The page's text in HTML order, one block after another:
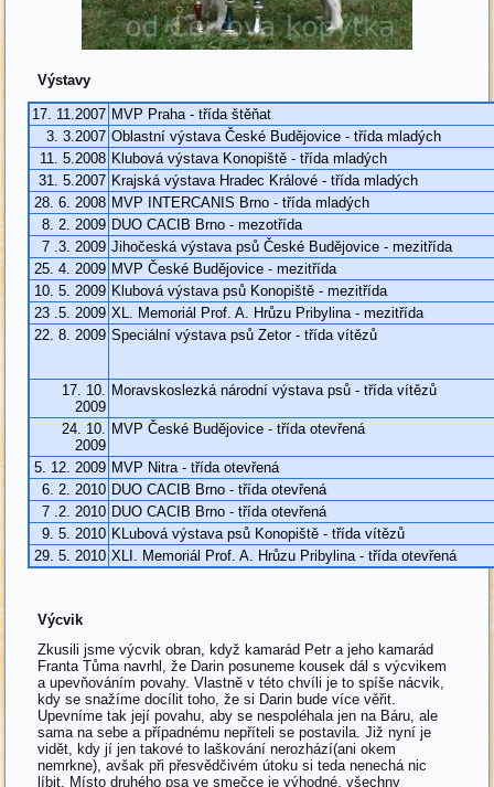
Výstavy
17. 11.2007 MVP Praha - třída štěňat
3. 3.2007 Oblastní výstava České Budějovice - třída mladých
11. 5.2008 Klubová výstava Konopiště - třída mladých
31. 5.2007 Krajská výstava Hradec Králové - třída mladých
28. 6. 2008 MVP INTERCANIS Brno - třída mladých
8. 2. 2009 DUO CACIB Brno - mezotřída
7 .3. 2009 Jihočeská výstava psů České Budějovice - mezitřída
25. 4. 2009 MVP České Budějovice - mezitřída
10. 5. 2009 Klubová výstava psů Konopiště - mezitřída
23 .5. 2009 XL. Memoriál Prof. A. Hrůzu Pribylina - mezitřída
22. 8. 2009 Speciální výstava psů Zetor - třída vítězů
17. 10.
2009
Moravskoslezká národní výstava psů - třída vítězů
24. 10.
2009
MVP České Budějovice - třída otevřená
5. 12. 2009 MVP Nitra - třída otevřená
6. 2. 2010 DUO CACIB Brno - třída otevřená
7 .2. 2010 DUO CACIB Brno - třída otevřená
9. 5. 2010 KLubová výstava psů Konopiště - třída vítězů
29. 5. 2010 XLI. Memoriál Prof. A. Hrůzu Pribylina - třída otevřená
Výcvik
Zkusili jsme výcvik obran, když kamarád Petr a jeho kamarád
Franta Tůma navrhl, že Darin posuneme kousek dál s výcvikem
a upevňováním povahy. Vlastně v této chvíli je to spíše nácvik,
kdy se snažíme docílit toho, že si Darin bude více věřit.
Upevníme tak její povahu, aby se nespoléhala jen na Báru, ale
sama na sebe a případnému nepříteli se postavila. Již nyní je
vidět, kdy jí jen takové to laškování nerozhází(ani okem
nemrkne), avšak při přesvědčivém útoku si teda nenechá nic
líbit. Místo druhého psa ve smečce je výhodné, všechny